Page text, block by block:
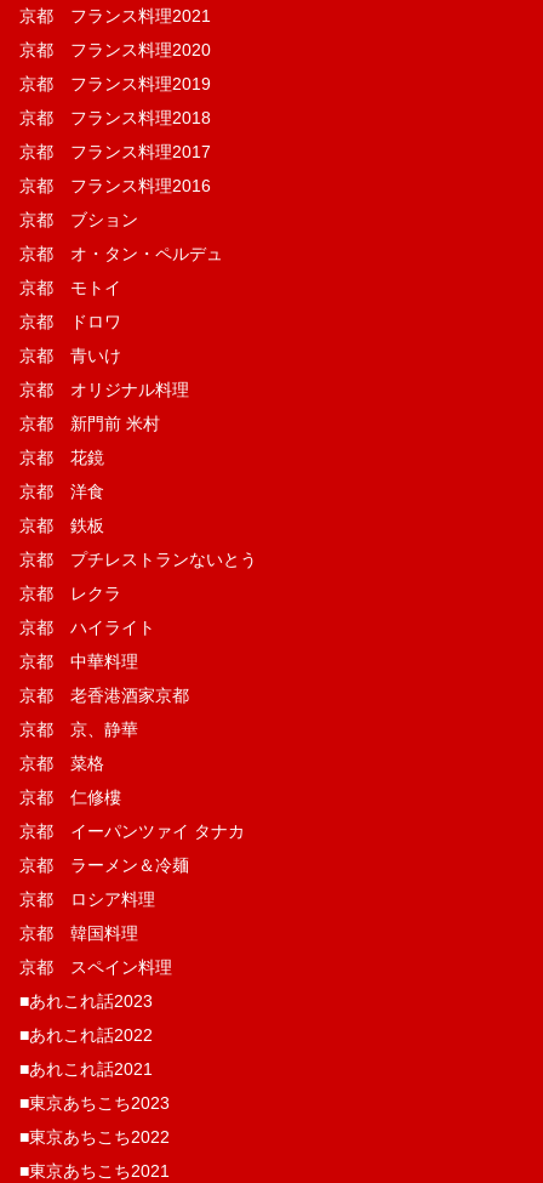
京都 フランス料理2021
京都 フランス料理2020
京都 フランス料理2019
京都 フランス料理2018
京都 フランス料理2017
京都 フランス料理2016
京都 ブション
京都 オ・タン・ペルデュ
京都 モトイ
京都 ドロワ
京都 青いけ
京都 オリジナル料理
京都 新門前 米村
京都 花鏡
京都 洋食
京都 鉄板
京都 プチレストランないとう
京都 レクラ
京都 ハイライト
京都 中華料理
京都 老香港酒家京都
京都 京、静華
京都 菜格
京都 仁修樓
京都 イーパンツァイ タナカ
京都 ラーメン＆冷麺
京都 ロシア料理
京都 韓国料理
京都 スペイン料理
■あれこれ話2023
■あれこれ話2022
■あれこれ話2021
■東京あちこち2023
■東京あちこち2022
■東京あちこち2021